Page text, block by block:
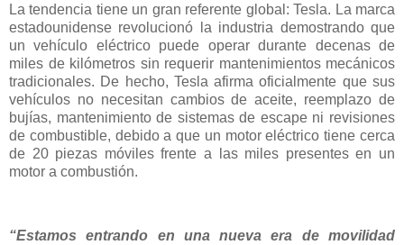
La tendencia tiene un gran referente global: Tesla. La marca
estadounidense revolucionó la industria demostrando que
un vehículo eléctrico puede operar durante decenas de
miles de kilómetros sin requerir mantenimientos mecánicos
tradicionales. De hecho, Tesla afirma oficialmente que sus
vehículos no necesitan cambios de aceite, reemplazo de
bujías, mantenimiento de sistemas de escape ni revisiones
de combustible, debido a que un motor eléctrico tiene cerca
de 20 piezas móviles frente a las miles presentes en un
motor a combustión.
“Estamos entrando en una nueva era de movilidad